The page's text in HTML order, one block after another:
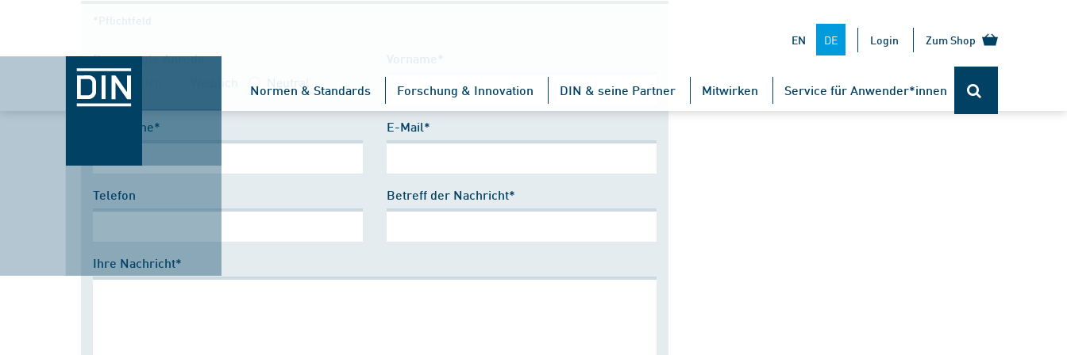
EN DE Login Zum Shop
Normen & Standards Forschung & Innovation DIN & seine Partner Mitwirken Service für Anwender*innen
Bevorzugte Anrede
Männlich
Nachname* E-Mail*
Telefon Betreff der Nachricht*
Ihre Nachricht*